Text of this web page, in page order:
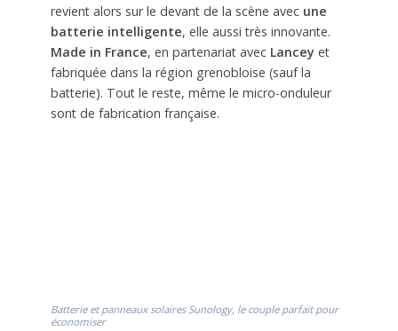
revient alors sur le devant de la scène avec une
batterie intelligente, elle aussi très innovante.
Made in France, en partenariat avec Lanceyet
fabriquée dans la région grenobloise (sauf la
batterie). Tout le reste, même le micro-onduleur
sont de fabrication française.
Batterie et panneaux solaires Sunology, le couple parfait pour
économiser